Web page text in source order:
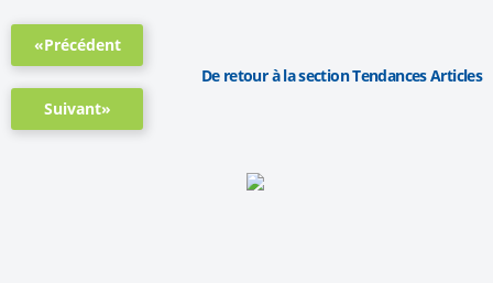
«Précédent
Suivant»
De retour à la section Tendances Articles